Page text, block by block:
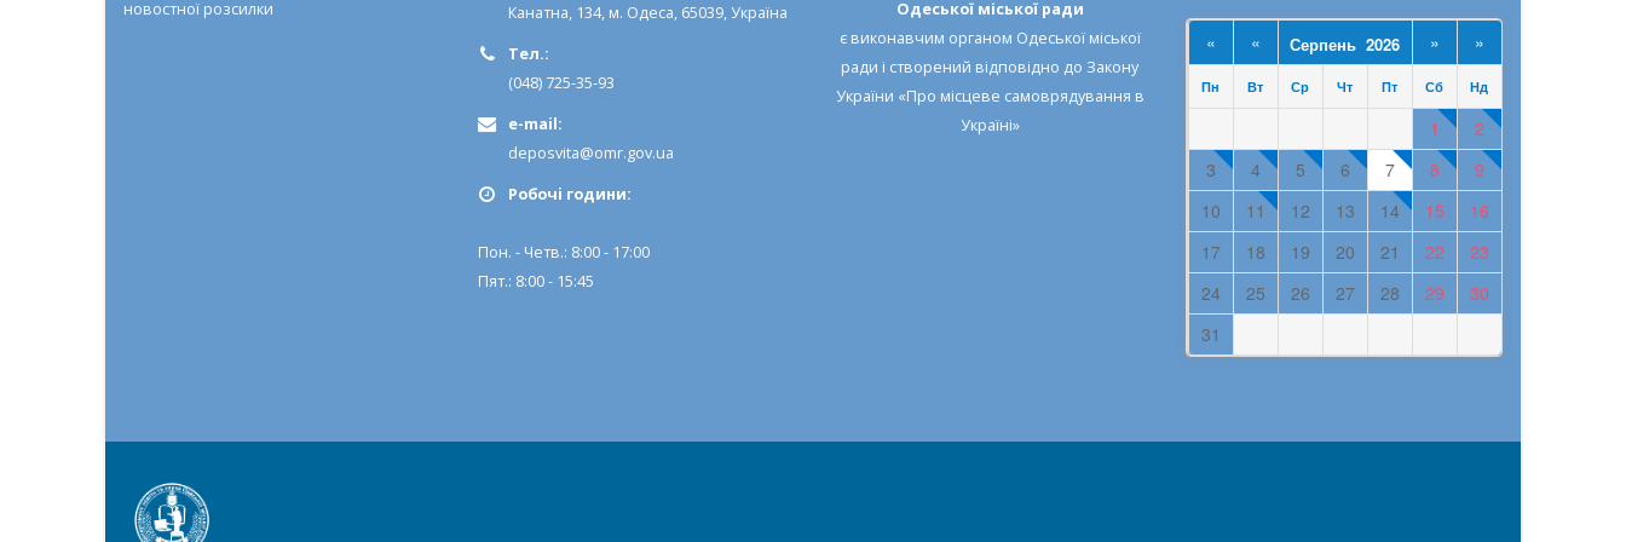
новостної розсилки
Канатна, 134, м. Одеса, 65039, Україна
Тел.:
(048) 725-35-93
e-mail:
deposvita@omr.gov.ua
Робочi години:
Пон. - Четв.: 8:00 - 17:00
Пят.: 8:00 - 15:45
Одеської міської ради
є виконавчим органом Одеської міської
ради і створений відповідно до Закону
України «Про місцеве самоврядування в
Україні»
« « Серпень 2026 » »
Пн Вт Ср Чт Пт Сб Нд
1
2
3
4 5 6 7 8
9
10
11 12 13 14 15
16
17
18 19 20 21 22
23
24
25 26 27 28 29
30
31